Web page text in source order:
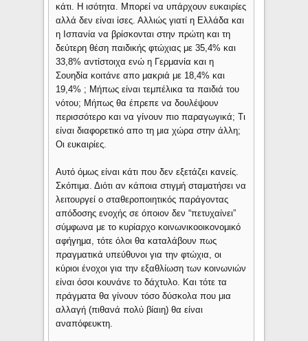
κάτι. Η ισότητα. Μπορεί να υπάρχουν ευκαιρίες
αλλά δεν είναι ίσες. Αλλιώς γιατί η Ελλάδα και
η Ισπανία να βρίσκονται στην πρώτη και τη
δεύτερη θέση παιδικής φτώχιας με 35,4% και
33,8% αντίστοιχα ενώ η Γερμανία και η
Σουηδία κοιτάνε απο μακριά με 18,4% και
19,4% ; Μήπως είναι τεμπέλικα τα παιδιά του
νότου; Μήπως θα έπρεπε να δουλέψουν
περισσότερο και να γίνουν πιο παραγωγικά; Τι
είναι διαφορετικό απο τη μια χώρα στην άλλη;
Οι ευκαιρίες.
Αυτό όμως είναι κάτι που δεν εξετάζει κανείς.
Σκόπιμα. Διότι αν κάποια στιγμή σταματήσει να
λειτουργεί ο σταθεροποιητικός παράγοντας
απόδοσης ενοχής σε όποιον δεν “πετυχαίνει”
σύμφωνα με το κυρίαρχο κοινωνικοοικονομικό
αφήγημα, τότε όλοι θα καταλάβουν πως
πραγματικά υπεύθυνοι για την φτώχια, οι
κύριοι ένοχοι για την εξαθλίωση των κοινωνιών
είναι όσοι κουνάνε το δάχτυλο. Και τότε τα
πράγματα θα γίνουν τόσο δύσκολα που μια
αλλαγή (πιθανά πολύ βίαιη) θα είναι
αναπόφευκτη.